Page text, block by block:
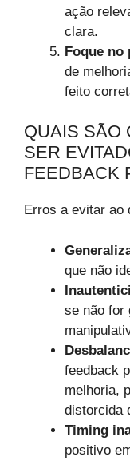
ação
clara.
Foque no
de
feito
QUAIS SÃO
SER
FEEDBACK
Erros a evitar ao
que não
se não for
feedback
melhoria,
distorcida
Timing
positivo